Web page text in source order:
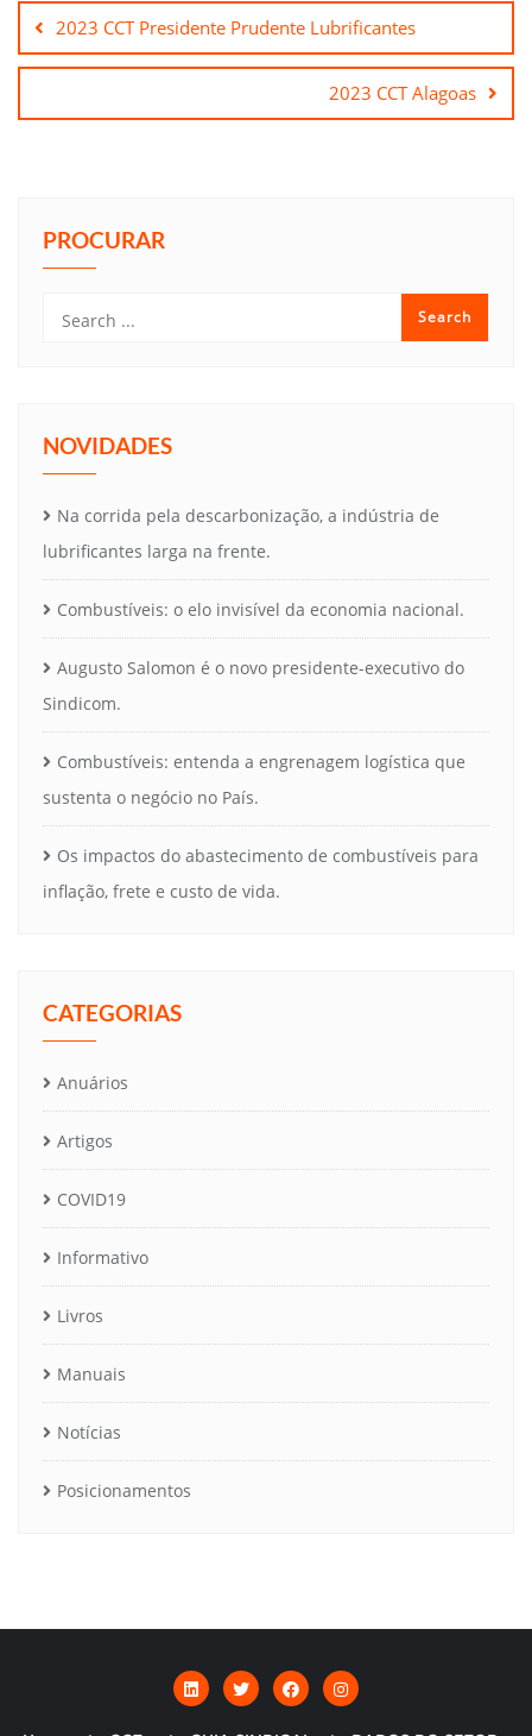
de
Post2023 CCT Presidente Prudente Lubrificantes
2023 CCT Alagoas
PROCURAR
NOVIDADES
Na corrida pela descarbonização, a indústria de
lubrificantes larga na frente.
Combustíveis: o elo invisível da economia nacional.
Augusto Salomon é o novo presidente-executivo do
Sindicom.
Combustíveis: entenda a engrenagem logística que
sustenta o negócio no País.
Os impactos do abastecimento de combustíveis para
inflação, frete e custo de vida.
CATEGORIAS
Anuários
Artigos
COVID19
Informativo
Livros
Manuais
Notícias
Posicionamentos